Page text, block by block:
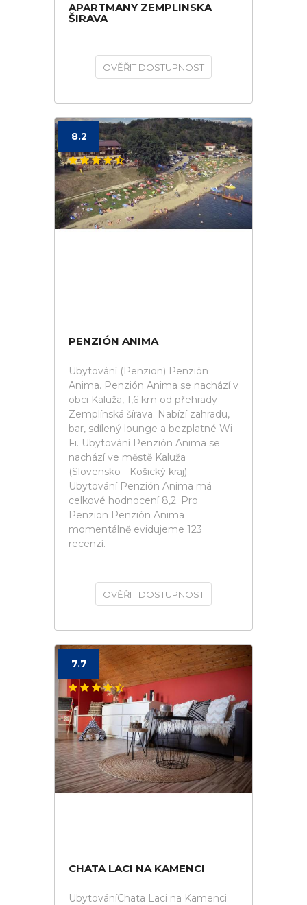
APARTMANY ZEMPLINSKA
ŠIRAVA
OVĚŘIT DOSTUPNOST
8.2
PENZIÓN ANIMA
Ubytování (Penzion) Penzión
Anima. Penzión Anima se nachází v
obci Kaluža, 1,6 km od přehrady
Zemplínská šírava. Nabízí zahradu,
bar, sdílený lounge a bezplatné Wi-
Fi. Ubytování Penzión Anima se
nachází ve městě Kaluža
(Slovensko - Košický kraj).
Ubytování Penzión Anima má
celkové hodnocení 8,2. Pro
Penzion Penzión Anima
momentálně evidujeme 123
recenzí.
OVĚŘIT DOSTUPNOST
7.7
CHATA LACI NA KAMENCI
UbytováníChata Laci na Kamenci.